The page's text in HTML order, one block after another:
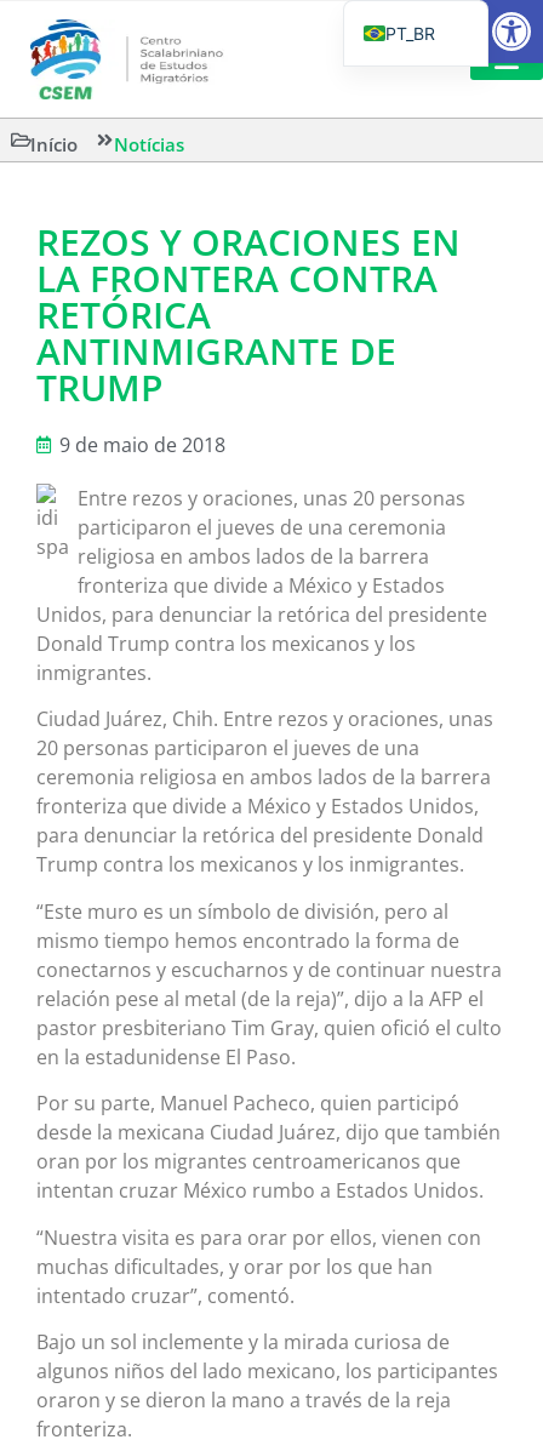
Início Notícias
REZOS Y ORACIONES EN
LA FRONTERA CONTRA
RETÓRICA
ANTINMIGRANTE DE
TRUMP
9 de maio de 2018
Entre rezos y oraciones, unas 20 personas
participaron el jueves de una ceremonia
religiosa en ambos lados de la barrera
fronteriza que divide a México y Estados
Unidos, para denunciar la retórica del presidente
Donald Trump contra los mexicanos y los
inmigrantes.
Ciudad Juárez, Chih. Entre rezos y oraciones, unas
20 personas participaron el jueves de una
ceremonia religiosa en ambos lados de la barrera
fronteriza que divide a México y Estados Unidos,
para denunciar la retórica del presidente Donald
Trump contra los mexicanos y los inmigrantes.
“Este muro es un símbolo de división, pero al
mismo tiempo hemos encontrado la forma de
conectarnos y escucharnos y de continuar nuestra
relación pese al metal (de la reja)”, dijo a la AFP el
pastor presbiteriano Tim Gray, quien ofició el culto
en la estadunidense El Paso.
Por su parte, Manuel Pacheco, quien participó
desde la mexicana Ciudad Juárez, dijo que también
oran por los migrantes centroamericanos que
intentan cruzar México rumbo a Estados Unidos.
“Nuestra visita es para orar por ellos, vienen con
muchas dificultades, y orar por los que han
intentado cruzar”, comentó.
Bajo un sol inclemente y la mirada curiosa de
algunos niños del lado mexicano, los participantes
oraron y se dieron la mano a través de la reja
fronteriza.
PT_BR
IT